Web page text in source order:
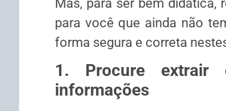
Mas, para ser bem didática,
para você que ainda não
forma segura e correta
1. Procure extrair
informações